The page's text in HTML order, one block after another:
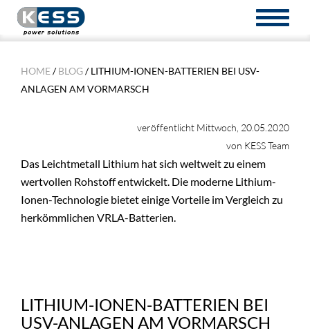
HOME/BLOG/ LITHIUM-IONEN-BATTERIEN BEI USV-
ANLAGEN AM VORMARSCH
veröffentlicht Mittwoch, 20.05.2020
von KESS Team
Das Leichtmetall Lithium hat sich weltweit zu einem
wertvollen Rohstoff entwickelt. Die moderne Lithium-
Ionen-Technologie bietet einige Vorteile im Vergleich zu
herkömmlichen VRLA-Batterien.
LITHIUM-IONEN-BATTERIEN BEI
USV-ANLAGEN AM VORMARSCH